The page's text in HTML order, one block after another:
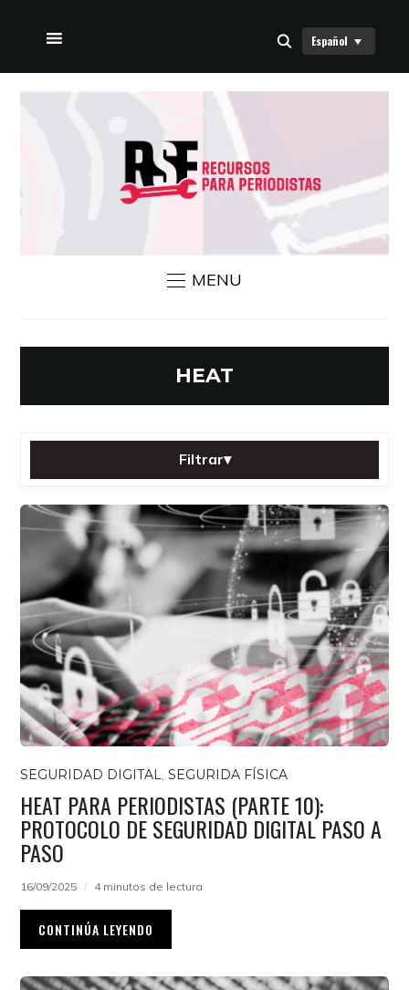
INICIO
CONTÁCTANOS
Español
MENU
HEAT
Filtrar▾
Categoría:
Tag:
Filtrar
Restablecer
Todas las publicaciones
SEGURIDAD DIGITAL,SEGURIDA FÍSICA
HEAT PARA PERIODISTAS (PARTE 10):
PROTOCOLO DE SEGURIDAD DIGITAL PASO A
PASO
16/09/2025 4 minutos de lectura
CONTINÚA LEYENDO